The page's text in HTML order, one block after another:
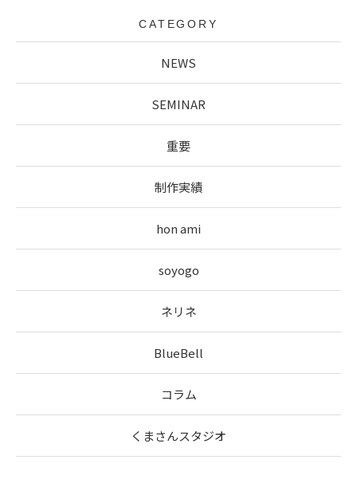
CATEGORY
NEWS
SEMINAR
重要
制作実績
hon ami
soyogo
ネリネ
BlueBell
コラム
くまさんスタジオ